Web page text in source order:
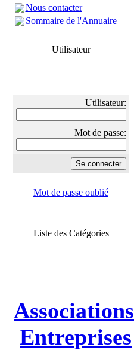
Nous contacter
Sommaire de l'Annuaire
Utilisateur
Utilisateur:
Mot de passe:
Mot de passe oublié
Liste des Catégories
Associations
Entreprises